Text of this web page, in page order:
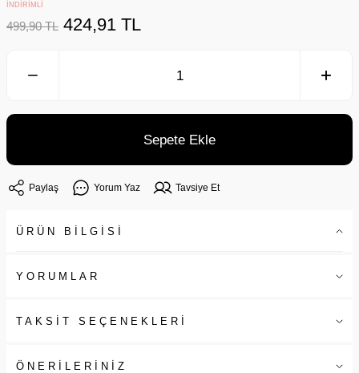
İNDİRİMLİ
499,90 TL 424,91 TL
Sepete Ekle
Paylaş Yorum Yaz Tavsiye Et
ÜRÜN BİLGİSİ
YORUMLAR
TAKSİT SEÇENEKLERİ
ÖNERİLERİNİZ